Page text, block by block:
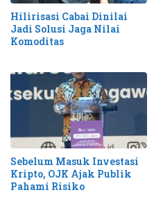
Hilirisasi Cabai Dinilai
Jadi Solusi Jaga Nilai
Komoditas
Sebelum Masuk Investasi
Kripto, OJK Ajak Publik
Pahami Risiko